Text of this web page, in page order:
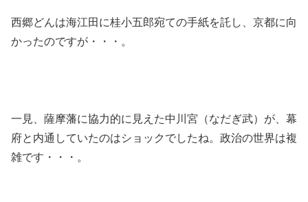
西郷どんは海江田に桂小五郎宛ての手紙を託し、京都に向
かったのですが・・・。
一見、薩摩藩に協力的に見えた中川宮（なだぎ武）が、幕
府と内通していたのはショックでしたね。政治の世界は複
雑です・・・。